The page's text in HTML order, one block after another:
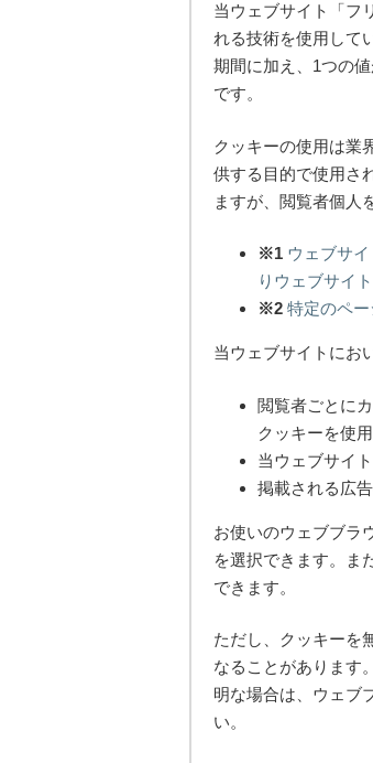
当ウェブサイト「フ
れる技術を使用して
期間に加え、1つの
です。
クッキーの使用は業
供する目的で使用さ
ますが、閲覧者個人
※1 ウェブサ
りウェブサイ
※2 特定のペー
当ウェブサイトにお
閲覧者ごとに
クッキーを使
当ウェブサイ
掲載される広
お使いのウェブブラ
を選択できます。ま
できます。
ただし、クッキーを
なることがあります
明な場合は、ウェブ
い。